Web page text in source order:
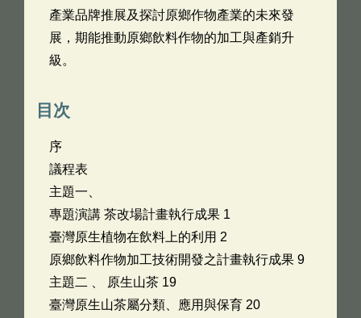
產業品牌推展及探討原鄉作物產業的未來發
展，期能推動原鄉飲料作物的加工與產銷升
級。
目次
序
議程表
主題一、
專題演講 茶改場計畫執行成果 1
臺灣原生植物在飲料上的利用 2
原鄉飲料作物加工技術開發之計畫執行成果 9
主題二 、 原生山茶 19
臺灣原生山茶屬分類、應用與保育 20